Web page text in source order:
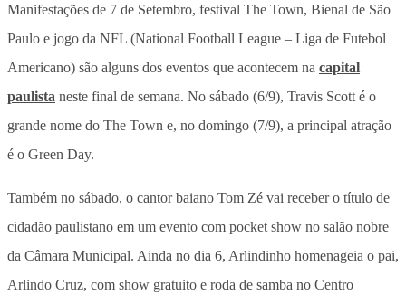
Manifestações de 7 de Setembro, festival The Town, Bienal de São
Paulo e jogo da NFL (National Football League – Liga de Futebol
Americano) são alguns dos eventos que acontecem na capital
paulista neste final de semana. No sábado (6/9), Travis Scott é o
grande nome do The Town e, no domingo (7/9), a principal atração
é o Green Day.
Também no sábado, o cantor baiano Tom Zé vai receber o título de
cidadão paulistano em um evento com pocket show no salão nobre
da Câmara Municipal. Ainda no dia 6, Arlindinho homenageia o pai,
Arlindo Cruz, com show gratuito e roda de samba no Centro